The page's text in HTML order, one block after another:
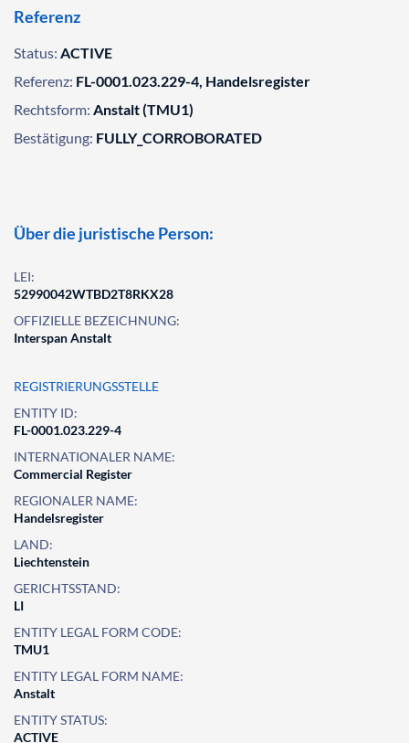
Referenz
Status: ACTIVE
Referenz: FL-0001.023.229-4, Handelsregister
Rechtsform: Anstalt (TMU1)
Bestätigung: FULLY_CORROBORATED
Über die juristische Person:
LEI:
52990042WTBD2T8RKX28
OFFIZIELLE BEZEICHNUNG:
Interspan Anstalt
REGISTRIERUNGSSTELLE
ENTITY ID:
FL-0001.023.229-4
INTERNATIONALER NAME:
Commercial Register
REGIONALER NAME:
Handelsregister
LAND:
Liechtenstein
GERICHTSSTAND:
LI
ENTITY LEGAL FORM CODE:
TMU1
ENTITY LEGAL FORM NAME:
Anstalt
ENTITY STATUS:
ACTIVE